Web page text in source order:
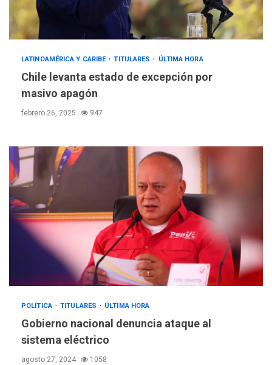
LATINOAMÉRICA Y CARIBE TITULARES ÚLTIMA HORA
Chile levanta estado de excepción por
masivo apagón
febrero 26, 2025 947
POLÍTICA TITULARES ÚLTIMA HORA
Gobierno nacional denuncia ataque al
sistema eléctrico
agosto 27, 2024 1058